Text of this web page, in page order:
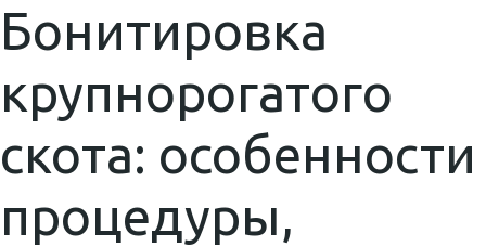
Бонитировка
крупнорогатого
скота: особенности
процедуры,